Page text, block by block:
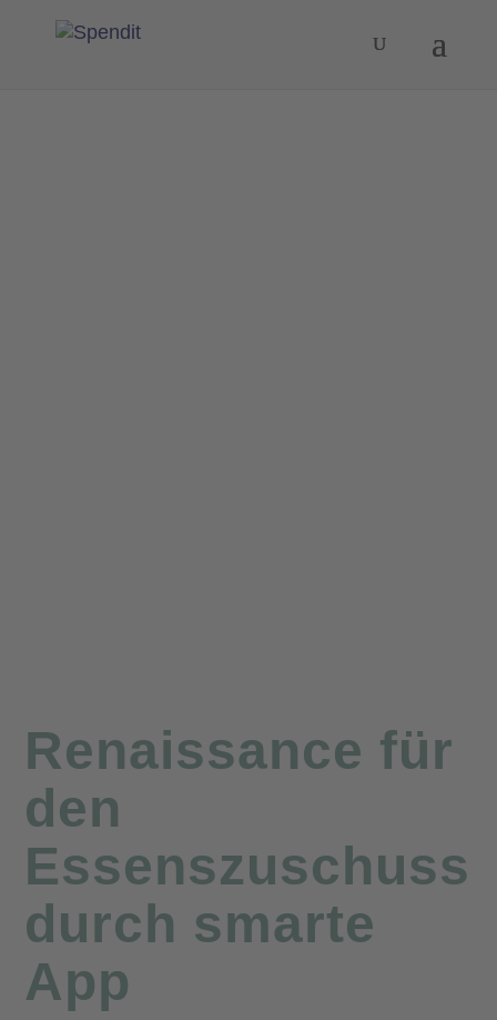
Renaissance für
den
Essenszuschuss
durch smarte
App